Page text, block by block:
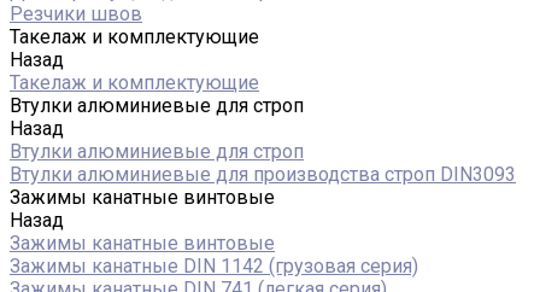
Резчики швов
Такелаж и комплектующие
Назад
Такелаж и комплектующие
Втулки алюминиевые для строп
Назад
Втулки алюминиевые для строп
Втулки алюминиевые для производства строп DIN3093
Зажимы канатные винтовые
Назад
Зажимы канатные винтовые
Зажимы канатные DIN 1142 (грузовая серия)